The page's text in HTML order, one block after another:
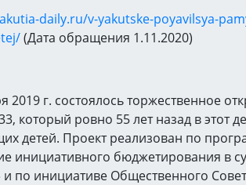
daily.ru/v-yakutske-poyavilsya-
(Дата обращения 1.11.2020)
2019 г. состоялось торжественное
который ровно 55 лет назад в этот
детей. Проект реализован по
инициативного бюджетирования в
и по инициативе Общественного